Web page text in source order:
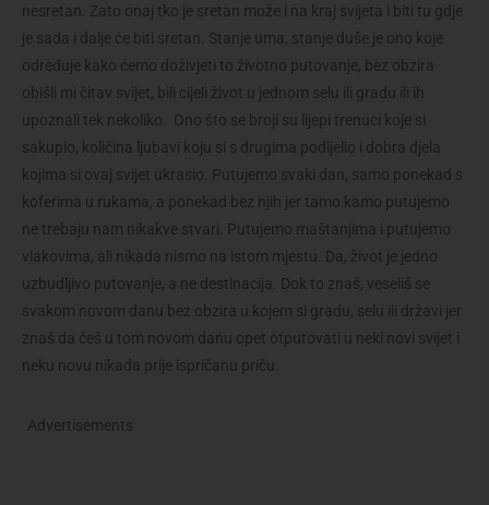
nesretan. Zato onaj tko je sretan može i na kraj svijeta i biti tu gdje
je sada i dalje će biti sretan. Stanje uma, stanje duše je ono koje
određuje kako ćemo doživjeti to životno putovanje, bez obzira
obišli mi čitav svijet, bili cijeli život u jednom selu ili gradu ili ih
upoznali tek nekoliko. Ono što se broji su lijepi trenuci koje si
sakupio, količina ljubavi koju si s drugima podijelio i dobra djela
kojima si ovaj svijet ukrasio. Putujemo svaki dan, samo ponekad s
koferima u rukama, a ponekad bez njih jer tamo kamo putujemo
ne trebaju nam nikakve stvari. Putujemo maštanjima i putujemo
vlakovima, ali nikada nismo na istom mjestu. Da, život je jedno
uzbudljivo putovanje, a ne destinacija. Dok to znaš, veseliš se
svakom novom danu bez obzira u kojem si gradu, selu ili državi jer
znaš da ćeš u tom novom danu opet otputovati u neki novi svijet i
neku novu nikada prije ispričanu priču.
Advertisements